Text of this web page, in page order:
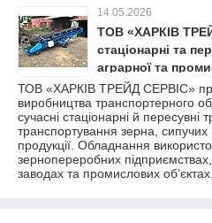
14.05.2026
ТОВ «ХАРКІВ
стаціонарні та
аграрної та
ТОВ «ХАРКІВ ТРЕЙД СЕРВІС»
виробництва транспортерного
сучасні стаціонарні й пересувні
транспортування зерна, сипучих
продукції. Обладнання
зернопереробних
заводах та промислових об’єктах.